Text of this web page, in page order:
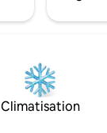
Climatisation